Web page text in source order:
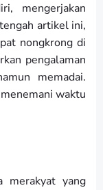
mengerjakan
artikel ini,
nongkrong di
pengalaman
memadai.
waktu
merakyat yang